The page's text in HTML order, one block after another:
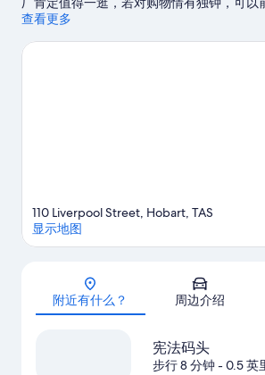
萨拉曼卡广场。塔斯马尼亚大学和瑞斯特角
查看更多
地图
110 Liverpool Street, Hobart, TAS
显示地图
附近有什么？ 周边介绍
宪法码头
步行 8 分钟- 0.5 英